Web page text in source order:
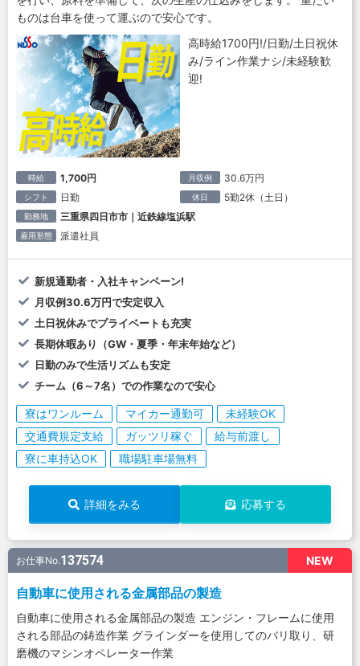
ものは台車を使って運ぶので安心です。
高時給1700円!/日勤/土日祝休
み/ライン作業ナシ/未経験歓
迎!
時給 1,700円 月収例 30.6万円
シフト 日勤 休日 5勤2休（土日）
勤務地 三重県四日市市｜近鉄線塩浜駅
雇用形態 派遣社員
新規通勤者・入社キャンペーン!
月収例30.6万円で安定収入
土日祝休みでプライベートも充実
長期休暇あり（GW・夏季・年末年始など）
日勤のみで生活リズムも安定
チーム（6～7名）での作業なので安心
寮はワンルーム マイカー通勤可
未経験OK
交通費規定支給
ガッツリ稼ぐ
給与前渡し
寮に車持込OK
職場駐車場無料
詳細をみる 応募する
NEW
お仕事No.137574
自動車に使用される金属部品の製造
自動車に使用される金属部品の製造 エンジン・フレームに使用
される部品の鋳造作業 グラインダーを使用してのバリ取り、研
磨機のマシンオペレーター作業